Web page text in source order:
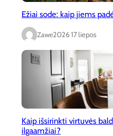
Ežiai sode: kaip jiems
Zawe2026 17 liepos
Kaip išsirinkti virtuvės
ilgaamžiai?